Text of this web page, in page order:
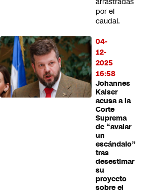
por el
caudal.
04-
12-
2025
16:58
Johannes
Kaiser
acusa a la
Corte
Suprema
de “avalar
un
escándalo”
tras
desestimar
su
proyecto
sobre el